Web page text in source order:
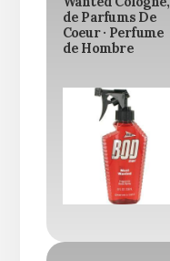
de Parfums De
Coeur · Perfume
de Hombre